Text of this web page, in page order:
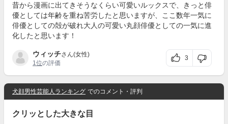
昔から漫画に出てきそうなくらい可愛いルックスで、きっと俳
優としては年齢を重ね苦労したと思いますが、ここ数年一気に
俳優としての殻が破れ大人の可愛い丸顔俳優としての一気に進
化したと思います！
ウィッチさん(女性)
1位の評価
3
犬顔男性芸能人ランキング でのコメント・評判
クリッとした大きな目